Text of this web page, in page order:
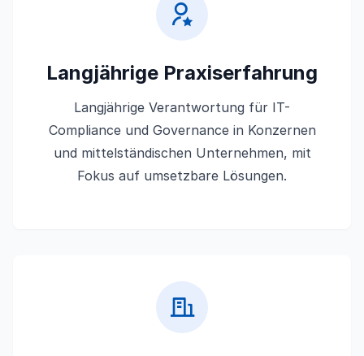
Langjährige Praxiserfahrung
Langjährige Verantwortung für IT-
Compliance und Governance in Konzernen
und mittelständischen Unternehmen, mit
Fokus auf umsetzbare Lösungen.